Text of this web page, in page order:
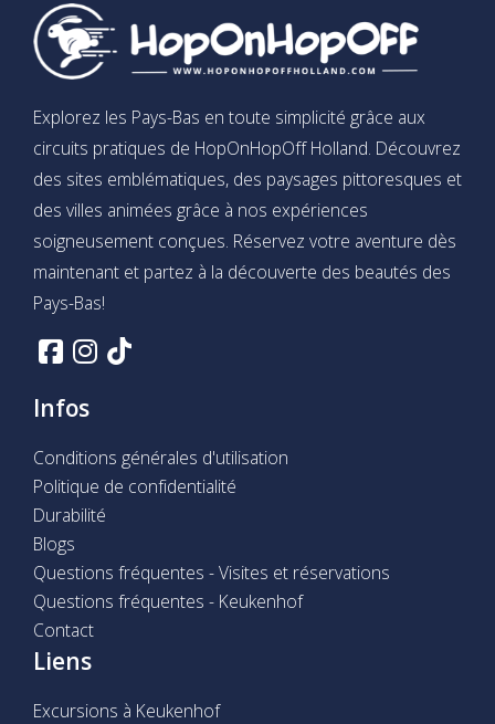
Explorez les Pays-Bas en toute simplicité grâce aux
circuits pratiques de HopOnHopOff Holland. Découvrez
des sites emblématiques, des paysages pittoresques et
des villes animées grâce à nos expériences
soigneusement conçues. Réservez votre aventure dès
maintenant et partez à la découverte des beautés des
Pays-Bas!
Infos
Conditions générales d'utilisation
Politique de confidentialité
Durabilité
Blogs
Questions fréquentes - Visites et réservations
Questions fréquentes - Keukenhof
Contact
Liens
Excursions à Keukenhof